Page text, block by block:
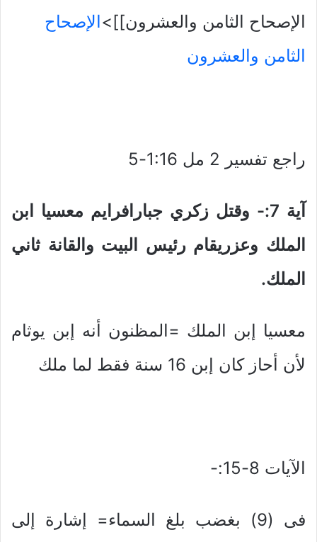
الإصحاح الثامن والعشرون]]>الإصحاح
الثامن والعشرون
راجع تفسير 2 مل 1:16-5
آية 7:- وقتل زكري جبارافرايم معسيا ابن
الملك وعزريقام رئيس البيت والقانة ثاني
الملك.
معسيا إبن الملك =المظنون أنه إبن يوثام
لأن أحاز كان إبن 16 سنة فقط لما ملك
الآيات 8-15:-
فى (9) بغضب بلغ السماء= إشارة إلى